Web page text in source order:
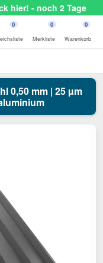
hier! - noch 2 Tage
0 0
Merkliste
0
Warenkorb
0,50 mm | 25 µm